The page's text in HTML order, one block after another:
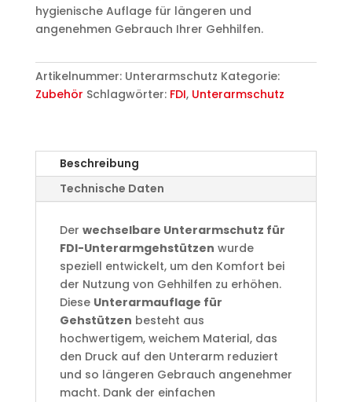
hygienische Auflage für längeren und
angenehmen Gebrauch Ihrer Gehhilfen.
Artikelnummer: Unterarmschutz Kategorie:
Zubehör Schlagwörter: FDI, Unterarmschutz
Beschreibung
Technische Daten
Der wechselbare Unterarmschutz für
FDI-Unterarmgehstützen wurde
speziell entwickelt, um den Komfort bei
der Nutzung von Gehhilfen zu erhöhen.
Diese Unterarmauflage für
Gehstützen besteht aus
hochwertigem, weichem Material, das
den Druck auf den Unterarm reduziert
und so längeren Gebrauch angenehmer
macht. Dank der einfachen